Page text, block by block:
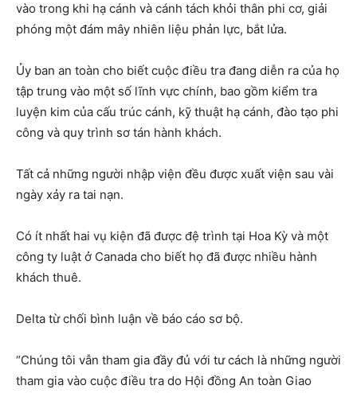
vào trong khi hạ cánh và cánh tách khỏi thân phi cơ, giải
phóng một đám mây nhiên liệu phản lực, bắt lửa.
Ủy ban an toàn cho biết cuộc điều tra đang diễn ra của họ
tập trung vào một số lĩnh vực chính, bao gồm kiểm tra
luyện kim của cấu trúc cánh, kỹ thuật hạ cánh, đào tạo phi
công và quy trình sơ tán hành khách.
Tất cả những người nhập viện đều được xuất viện sau vài
ngày xảy ra tai nạn.
Có ít nhất hai vụ kiện đã được đệ trình tại Hoa Kỳ và một
công ty luật ở Canada cho biết họ đã được nhiều hành
khách thuê.
Delta từ chối bình luận về báo cáo sơ bộ.
“Chúng tôi vẫn tham gia đầy đủ với tư cách là những người
tham gia vào cuộc điều tra do Hội đồng An toàn Giao